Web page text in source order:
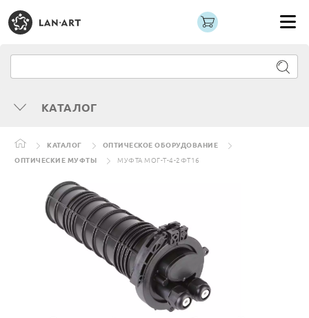
КАТАЛОГ
КАТАЛОГ
ОПТИЧЕСКОЕ ОБОРУДОВАНИЕ
ОПТИЧЕСКИЕ МУФТЫ
МУФТА МОГ-Т-4-2ФТ16